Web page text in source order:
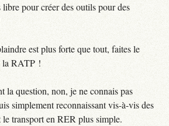
libre pour créer des outils pour des
est plus forte que tout, faites le
la RATP !
la question, non, je ne connais pas
simplement reconnaissant vis-à-vis des
le transport en RER plus simple.